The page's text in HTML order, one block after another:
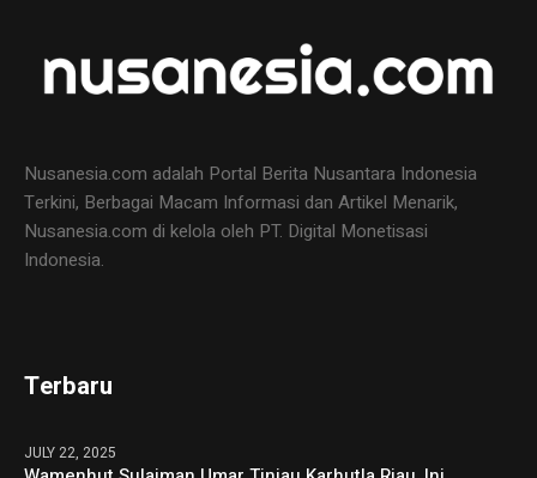
Nusanesia.com adalah Portal Berita Nusantara Indonesia
Terkini, Berbagai Macam Informasi dan Artikel Menarik,
Nusanesia.com di kelola oleh PT. Digital Monetisasi
Indonesia.
Terbaru
JULY 22, 2025